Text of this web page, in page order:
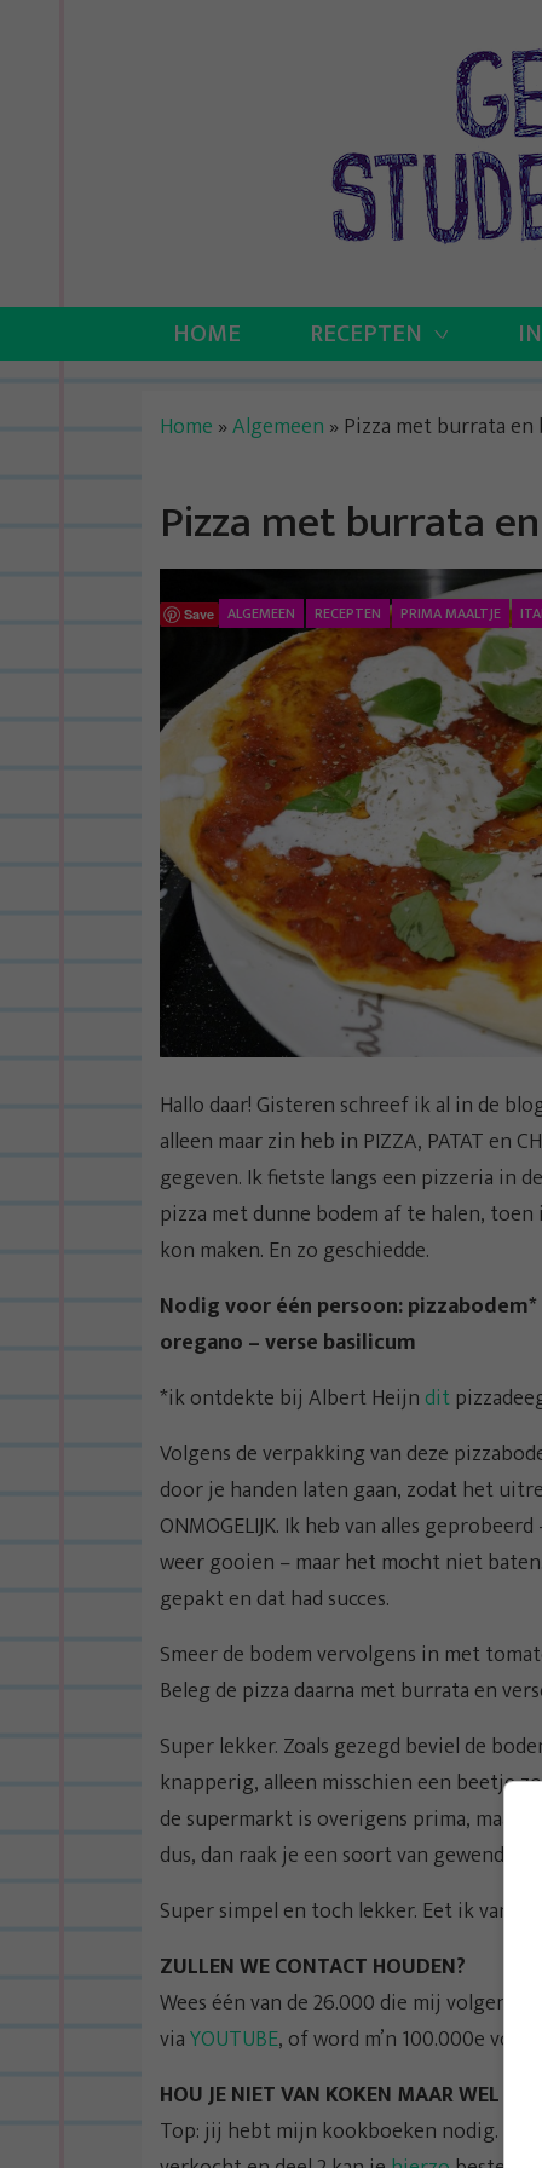
HOME RECEPTEN
Home »Algemeen » Pizza met burrata en
Pizza met burrata
Save ALGEMEEN RECEPTEN PRIMA MAALTJE
Hallo daar! Gisteren schreef ik al in de
alleen maar zin heb in PIZZA, PATAT en
gegeven. Ik fietste langs een pizzeria in
pizza met dunne bodem af te halen,
kon maken. En zo geschiedde.
Nodig voor één persoon:
oregano – verse basilicum
*ik ontdekte bij Albert Heijn dit
Volgens de verpakking van deze
door je handen laten gaan, zodat het
ONMOGELIJK. Ik heb van alles
weer gooien – maar het mocht niet
gepakt en dat had succes.
Smeer de bodem vervolgens in met
Beleg de pizza daarna met burrata en
Super lekker. Zoals gezegd beviel de
knapperig, alleen misschien een beetje
de supermarkt is overigens prima, maar
dus, dan raak je een soort van gewend
Super simpel en toch lekker. Eet ik
ZULLEN WE CONTACT HOUDEN?
Wees één van de 26.000 die mij volgen op
viaYOUTUBE, of word m’n 100.000e
HOU JE NIET VAN KOKEN MAAR WEL
Top: jij hebt mijn kookboeken nodig.